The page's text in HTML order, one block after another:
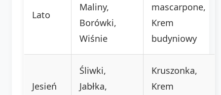
Lato
Maliny,
Borówki,
Wiśnie
mascarpone,
Krem
budyniowy
Jesień
Śliwki,
Jabłka,
Kruszonka,
Krem